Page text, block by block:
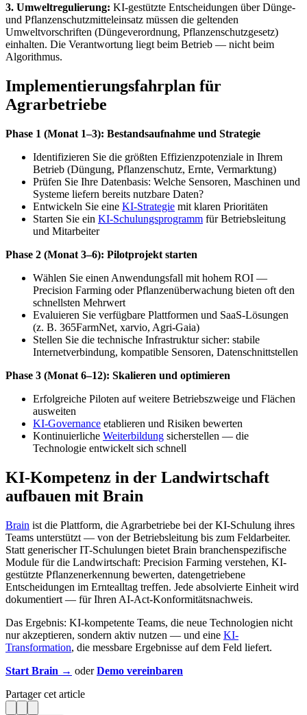
3. Umweltregulierung: KI-gestützte Entscheidungen über Dünge-
und Pflanzenschutzmitteleinsatz müssen die geltenden
Umweltvorschriften (Düngeverordnung, Pflanzenschutzgesetz)
einhalten. Die Verantwortung liegt beim Betrieb — nicht beim
Algorithmus.
Implementierungsfahrplan für
Agrarbetriebe
Phase 1 (Monat 1–3): Bestandsaufnahme und Strategie
Identifizieren Sie die größten Effizienzpotenziale in Ihrem
Betrieb (Düngung, Pflanzenschutz, Ernte, Vermarktung)
Prüfen Sie Ihre Datenbasis: Welche Sensoren, Maschinen und
Systeme liefern bereits nutzbare Daten?
Entwickeln Sie eine KI-Strategie mit klaren Prioritäten
Starten Sie ein KI-Schulungsprogramm für Betriebsleitung
und Mitarbeiter
Phase 2 (Monat 3–6): Pilotprojekt starten
Wählen Sie einen Anwendungsfall mit hohem ROI —
Precision Farming oder Pflanzenüberwachung bieten oft den
schnellsten Mehrwert
Evaluieren Sie verfügbare Plattformen und SaaS-Lösungen
(z. B. 365FarmNet, xarvio, Agri-Gaia)
Stellen Sie die technische Infrastruktur sicher: stabile
Internetverbindung, kompatible Sensoren, Datenschnittstellen
Phase 3 (Monat 6–12): Skalieren und optimieren
Erfolgreiche Piloten auf weitere Betriebszweige und Flächen
ausweiten
KI-Governance etablieren und Risiken bewerten
Kontinuierliche Weiterbildung sicherstellen — die
Technologie entwickelt sich schnell
KI-Kompetenz in der Landwirtschaft
aufbauen mit Brain
Brain ist die Plattform, die Agrarbetriebe bei der KI-Schulung ihres
Teams unterstützt — von der Betriebsleitung bis zum Feldarbeiter.
Statt generischer IT-Schulungen bietet Brain branchenspezifische
Module für die Landwirtschaft: Precision Farming verstehen, KI-
gestützte Pflanzenerkennung bewerten, datengetriebene
Entscheidungen im Erntealltag treffen. Jede absolvierte Einheit wird
dokumentiert — für Ihren AI-Act-Konformitätsnachweis.
Das Ergebnis: KI-kompetente Teams, die neue Technologien nicht
nur akzeptieren, sondern aktiv nutzen — und eine KI-
Transformation, die messbare Ergebnisse auf dem Feld liefert.
Start Brain → oderDemo vereinbaren
Partager cet article